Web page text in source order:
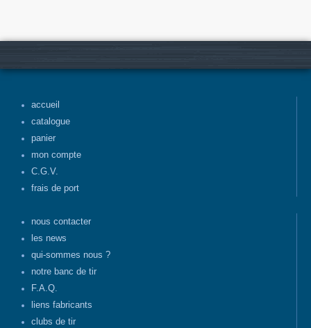
accueil
catalogue
panier
mon compte
C.G.V.
frais de port
nous contacter
les news
qui-sommes nous ?
notre banc de tir
F.A.Q.
liens fabricants
clubs de tir